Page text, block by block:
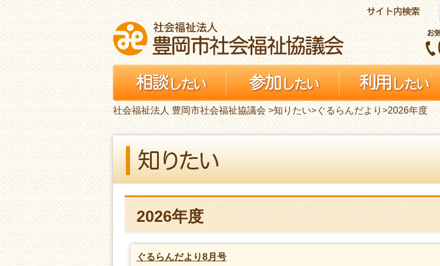
社会福祉法人 豊岡市社会福祉協議会>知りたい>ぐるらんだより>2026年度
2026年度
ぐるらんだより8月号